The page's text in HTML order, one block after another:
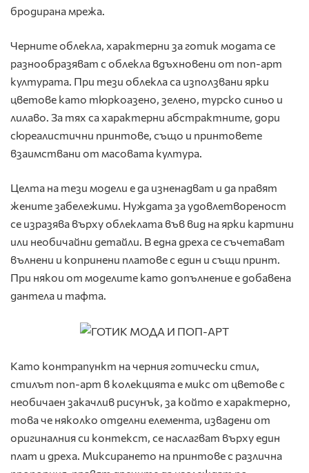
бродирана мрежа.
Черните облекла, характерни за готик модата се
разнообразяват с облекла вдъхновени от поп-арт
културата. При тези облекла са използвани ярки
цветове като тюркоазено, зелено, турско синьо и
лилаво. За тях са характерни абстрактните, дори
сюреалистични принтове, също и принтовете
взаимствани от масовата култура.
Целта на тези модели е да изненадват и да правят
жените забележими. Нуждата за удовлетвореност
се изразява върху облеклата във вид на ярки картини
или необичайни детайли. В една дреха се съчетават
вълнени и копринени платове с един и същи принт.
При някои от моделите като допълнение е добавена
дантела и тафта.
Като контрапункт на черния готически стил,
стилът поп-арт в колекцията е микс от цветове с
необичаен закачлив рисунък, за който е характерно,
това че няколко отделни елемента, извадени от
оригиналния си контекст, се наслагват върху един
плат и дреха. Миксирането на принтове с различна